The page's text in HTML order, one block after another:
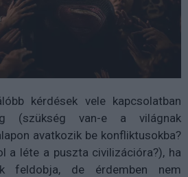
kérdések vele kapcsolatban
(szükség van-e a világnak
avatkozik be konfliktusokba?
a léte a puszta civilizációra?), ha
feldobja, de érdemben nem